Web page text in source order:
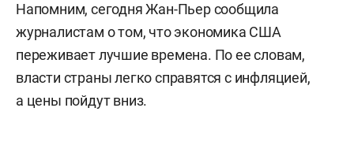
Напомним, сегодня Жан-Пьер сообщила
журналистам о том, что экономика США
переживает лучшие времена. По ее словам,
власти страны легко справятся с инфляцией,
а цены пойдут вниз.